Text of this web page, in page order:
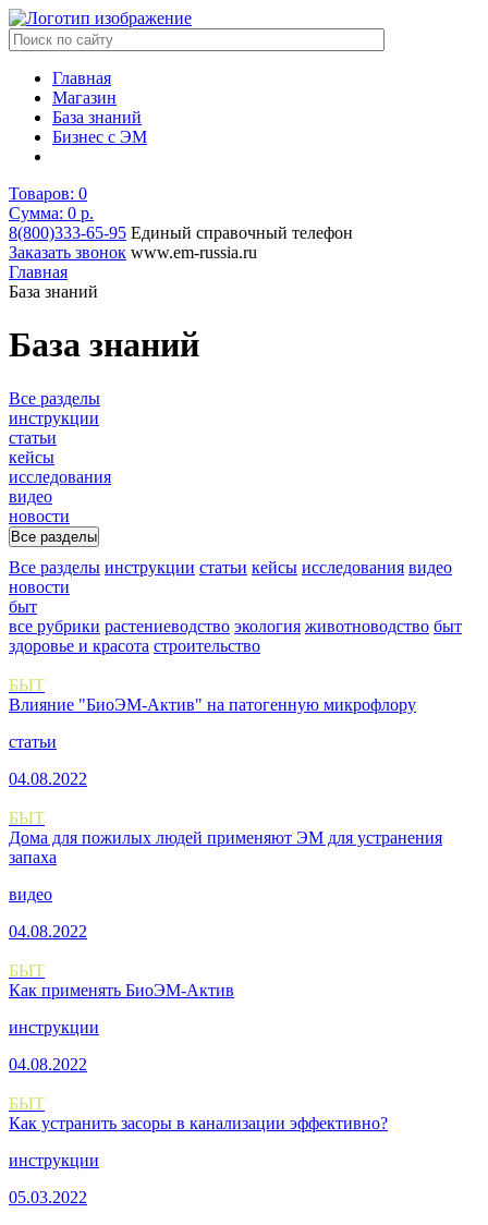
Главная
Магазин
База знаний
Бизнес с ЭМ
Товаров: 0
Сумма: 0 р.
8(800)333-65-95 Единый справочный телефон
Заказать звонок www.em-russia.ru
Главная
База знаний
База знаний
Все разделы
инструкции
статьи
кейсы
исследования
видео
новости
Все разделы
Все разделы инструкции статьи кейсы исследования видео
новости
быт
все рубрики растениеводство экология животноводство быт
здоровье и красота строительство
БЫТ
Влияние "БиоЭМ-Актив" на патогенную микрофлору
статьи
04.08.2022
БЫТ
Дома для пожилых людей применяют ЭМ для устранения
запаха
видео
04.08.2022
БЫТ
Как применять БиоЭМ-Актив
инструкции
04.08.2022
БЫТ
Как устранить засоры в канализации эффективно?
инструкции
05.03.2022